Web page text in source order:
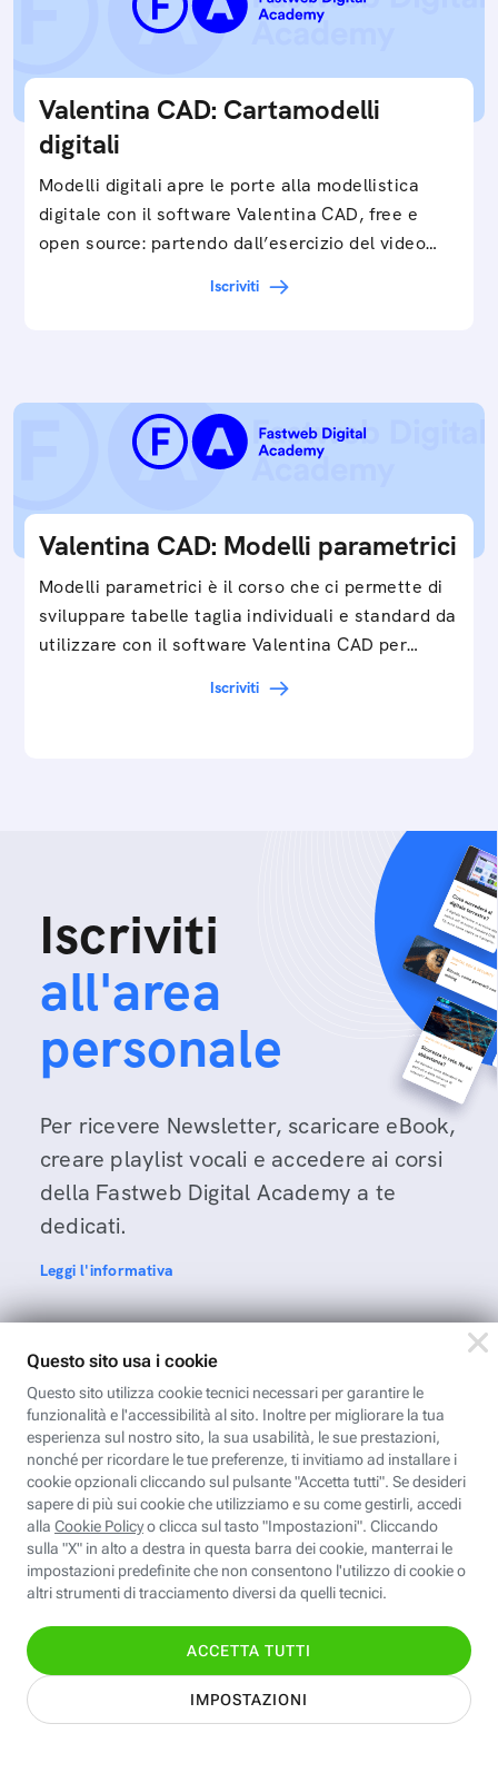
Valentina CAD: Cartamodelli
digitali
Modelli digitali apre le porte alla modellistica
digitale con il software Valentina CAD, free e
open source: partendo dall’esercizio del video…
Iscriviti
Valentina CAD: Modelli parametrici
Modelli parametrici è il corso che ci permette di
sviluppare tabelle taglia individuali e standard da
utilizzare con il software Valentina CAD per…
Iscriviti
Iscriviti
all'area
personale
Per ricevere Newsletter, scaricare eBook,
creare playlist vocali e accedere ai corsi
della Fastweb Digital Academy a te
dedicati.
Leggi l'informativa
Nome
Cognome
Indirizzo email